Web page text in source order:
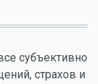
субъективно
страхов и